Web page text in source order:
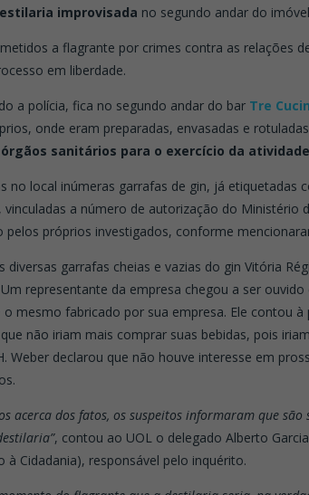
improvisada no segundo andar do
a flagrante por crimes contra as relações
em liberdade.
a polícia, fica no segundo andar do bar Tre
onde eram preparadas, envasadas e
sanitários para o exercício da
no local inúmeras garrafas de gin, já etiquetadas
a número de autorização do Ministério
pelos próprios investigados, conforme
diversas garrafas cheias e vazias do gin Vitória
Um representante da empresa chegou a ser
mesmo fabricado por sua empresa. Ele contou
não iriam mais comprar suas bebidas, pois
Weber declarou que não houve interesse em
acerca dos fatos, os suspeitos informaram que
, contou ao UOL o delegado Alberto
à Cidadania), responsável pelo inquérito.